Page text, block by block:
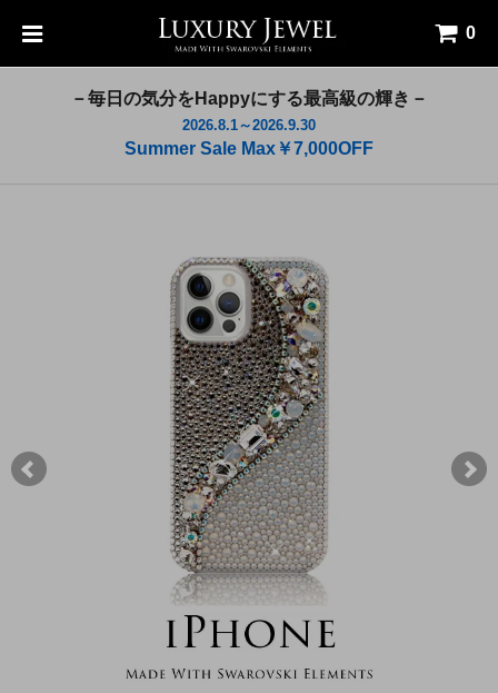
0
－毎日の気分をHappyにする最高級の輝き－
2026.8.1～2026.9.30
Summer Sale Max￥7,000OFF